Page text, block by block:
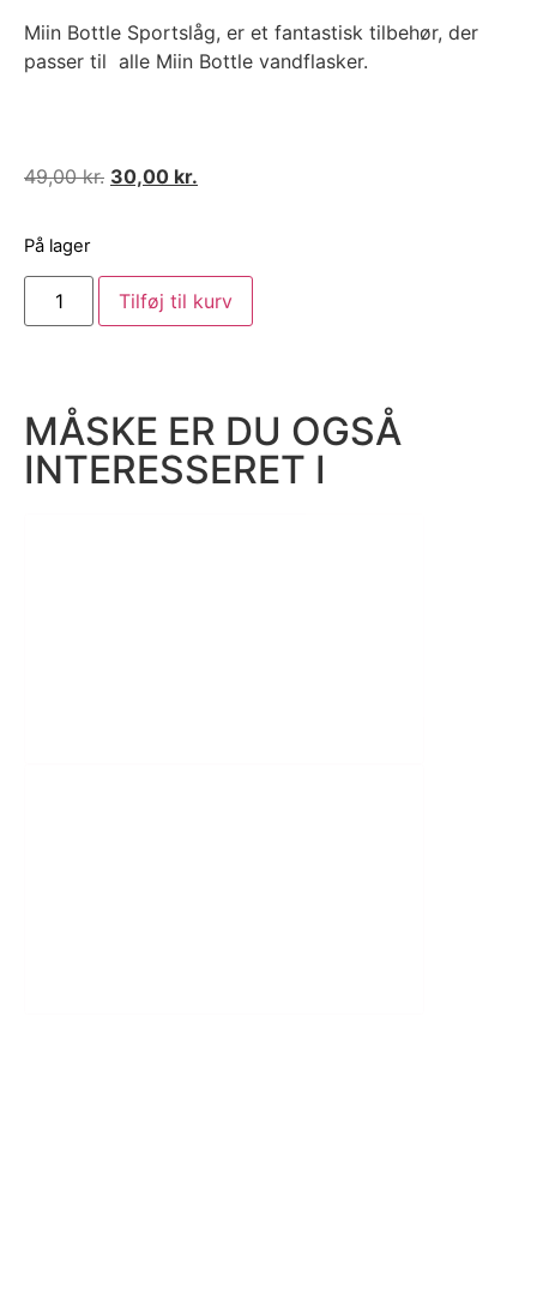
Miin Bottle Sportslåg, er et fantastisk tilbehør, der
passer til alle Miin Bottle vandflasker.
49,00kr. 30,00 kr.
På lager
Tilføj til kurv
MÅSKE ER DU OGSÅ
INTERESSERET I